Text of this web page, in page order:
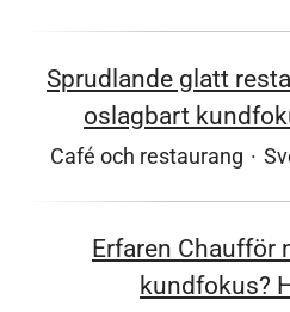
Sprudlande glatt
oslagbart
Café och restaurang ·
Erfaren Chaufför
kundfokus?